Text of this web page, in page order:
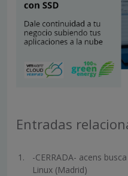
Entradas
-CERRADA- acens
Linux (Madrid)